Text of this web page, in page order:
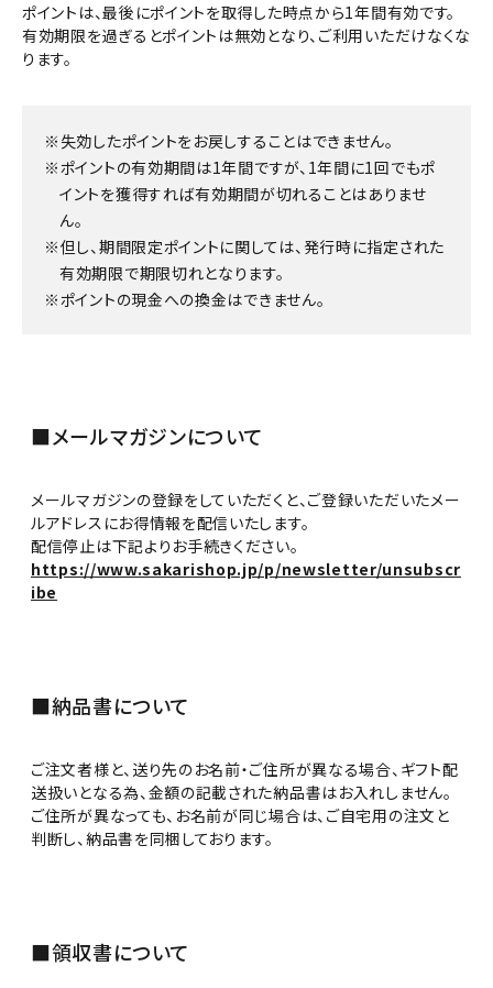
ポイントは、最後にポイントを取得した時点から1年間有効です。
有効期限を過ぎるとポイントは無効となり、ご利用いただけなくな
ります。
失効したポイントをお戻しすることはできません。
ポイントの有効期間は1年間ですが、1年間に1回でもポ
イントを獲得すれば有効期間が切れることはありませ
ん。
但し、期間限定ポイントに関しては、発行時に指定された
有効期限で期限切れとなります。
ポイントの現金への換金はできません。
■メールマガジンについて
メールマガジンの登録をしていただくと、ご登録いただいたメー
ルアドレスにお得情報を配信いたします。
配信停止は下記よりお手続きください。
https://www.sakarishop.jp/p/newsletter/unsubscr
ibe
■納品書について
ご注文者様と、送り先のお名前・ご住所が異なる場合、ギフト配
送扱いとなる為、金額の記載された納品書はお入れしません。
ご住所が異なっても、お名前が同じ場合は、ご自宅用の注文と
判断し、納品書を同梱しております。
■領収書について